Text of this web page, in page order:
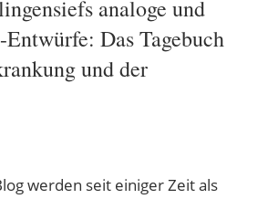
analoge und
Das Tagebuch
und der
werden seit einiger Zeit als